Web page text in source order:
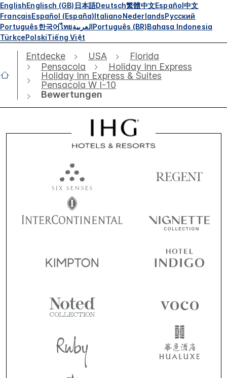
EnglishEnglisch (GB) 日本語Deutsch繁體中文Español中文
FrançaisEspañol (España)ItalianoNederlandsРусский
Português한국어ไทยالعربيةPortuguês (BR)Bahasa Indonesia
TürkçePolskiTiếng Việt
Entdecke USA
Florida
Pensacola
Holiday Inn Express
Holiday Inn Express & Suites
Pensacola W I-10
Bewertungen